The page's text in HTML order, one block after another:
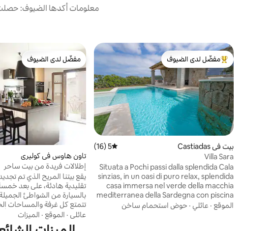
معلومات أكدها الضيوف: حصلت
من أبرز البيوت المفضّلة لدى الضيوف
مفضّل لدى الضيوف
بيت في Castiadas متوسط التقييم 5 من 5، 16 مراجعات
5 (16)
Villa Sara
Situata a Pochi passi dalla splendida Cala
sinzias, in un oasi di puro relax, splendida
casa immersa nel verde della macchia
mediterranea della Sardegna con piscina
privata con idromassaggio (acqua non
riscaldata) dove potrai goderti momenti
الموقع · عائلي · حوض استحمام ساخن
مفضّل لدى الضيوف
مفضّل لدى الضيوف
تاون هاوس في كوليري
إطلالات فريدة من بيت ساحر
يقع بيتنا المريح الذي تم
تقليدية هادئة، على بعد
بالسيارة من الشواطئ
تتمتع كل غرفة والمساحات
الجيد وتذوق النبيذ وصيد
عائلي · الموقع · الميزات